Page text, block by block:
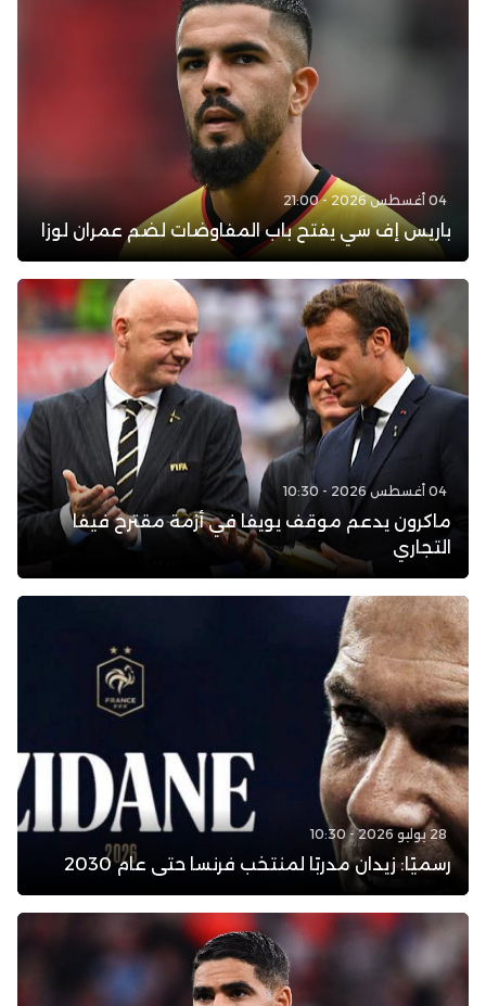
04 أغسطس 2026 - 21:00
باريس إف سي يفتح باب المفاوضات لضم عمران لوزا
04 أغسطس 2026 - 10:30
ماكرون يدعم موقف يويفا في أزمة مقترح فيفا
التجاري
28 يوليو 2026 - 10:30
رسميًا: زيدان مدربًا لمنتخب فرنسا حتى عام 2030